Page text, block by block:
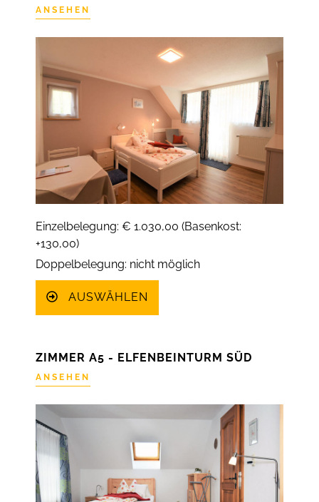
ANSEHEN
Einzelbelegung: € 1.030,00 (Basenkost:
+130,00)
Doppelbelegung: nicht möglich
AUSWÄHLEN
ZIMMER A5 - ELFENBEINTURM SÜD
ANSEHEN